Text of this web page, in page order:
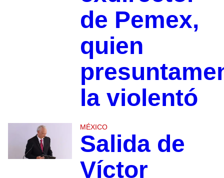
de Pemex,
quien
la violentó
MÉXICO
Salida de
Víctor